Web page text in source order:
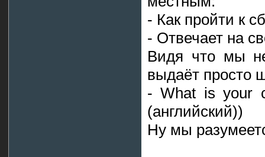
- Как пройти к
- Отвечает на
Видя что мы
выдаёт просто
- What is your
(английский))
Ну мы